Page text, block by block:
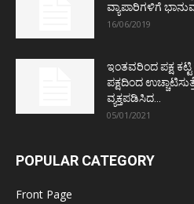
ವ್ಯಾಪಾರಿಗಳಿಗೆ
16/06/2019
ಇಂತವರಿಂದ ಪಕ್ಷ
ಪಕ್ಷದಿಂದ
ವ್ಯಕ್ತಪಡಿಸಿದ...
05/01/2021
POPULAR CATEGORY
Front Page